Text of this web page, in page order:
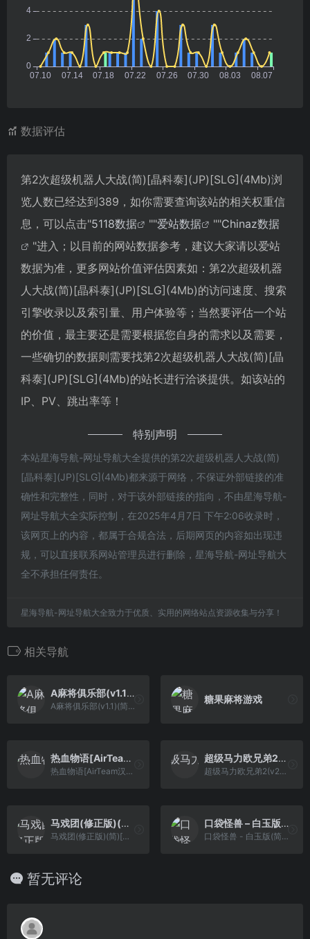
数据评估
第2次超级机器人大战(简)[晶科泰](JP)[SLG](4Mb)浏
览人数已经达到389，如你需要查询该站的相关权重信
息，可以点击"5118数据 ""爱站数据 ""Chinaz数据
"进入；以目前的网站数据参考，建议大家请以爱站
数据为准，更多网站价值评估因素如：第2次超级机器
人大战(简)[晶科泰](JP)[SLG](4Mb)的访问速度、搜索
引擎收录以及索引量、用户体验等；当然要评估一个站
的价值，最主要还是需要根据您自身的需求以及需要，
一些确切的数据则需要找第2次超级机器人大战(简)[晶
科泰](JP)[SLG](4Mb)的站长进行洽谈提供。如该站的
IP、PV、跳出率等！
特别声明
本站星海导航-网址导航大全提供的第2次超级机器人大战(简)
[晶科泰](JP)[SLG](4Mb)都来源于网络，不保证外部链接的准
确性和完整性，同时，对于该外部链接的指向，不由星海导航-
网址导航大全实际控制，在2025年4月7日 下午2:06收录时，
该网页上的内容，都属于合规合法，后期网页的内容如出现违
规，可以直接联系网站管理员进行删除，星海导航-网址导航大
全不承担任何责任。
星海导航-网址导航大全致力于优质、实用的网络站点资源收集与分享！
相关导航
A麻将俱乐部(v1.1)(简)[汉化你妹](EU)[TAB](2Mb)
A麻将俱乐部(v1.1)(简)[汉化你妹](EU)[TAB](2Mb)
糖果麻将游戏
热血物语[AirTeam汉化版](2Mb)
热血物语[AirTeam汉化版](2Mb)
超级马力欧兄弟2(v20230228)(FDS版)(简)[Nokoh+fciq](JP)[ACT](0.75Mb)
超级马力欧兄弟2(v20230228)(FDS版)(简)[Nokoh+fciq](JP)[ACT](0.75Mb)
马戏团(修正版)(简)[汉化情报站+MS](JP)[ACT](0.18Mb)
马戏团(修正版)(简)[汉化情报站+MS](JP)[ACT](0.18Mb)
口袋怪兽 – 白玉版(简)[晶科泰](CN)[RPG](8Mb)
口袋怪兽 - 白玉版(简)[晶科泰](CN)[RPG](8Mb)
暂无评论